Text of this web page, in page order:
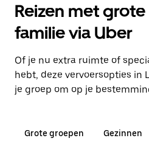
Reizen met
familie via Uber
Of je nu extra ruimte of
hebt, deze vervoersopties in
je groep om op je
Grote groepen Gezinnen